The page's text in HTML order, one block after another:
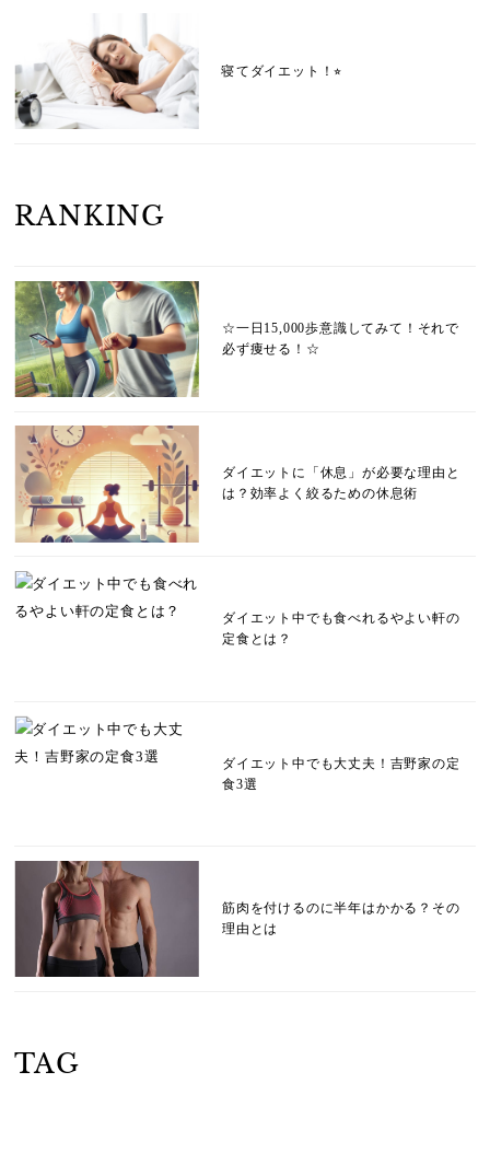
寝てダイエット！⭐︎
RANKING
☆一日15,000歩意識してみて！それで
必ず痩せる！☆
ダイエットに「休息」が必要な理由と
は？効率よく絞るための休息術
ダイエット中でも食べれるやよい軒の
定食とは？
ダイエット中でも大丈夫！吉野家の定
食3選
筋肉を付けるのに半年はかかる？その
理由とは
TAG